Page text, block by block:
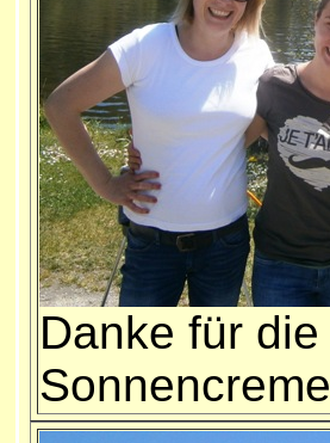
Danke für die
Sonnencreme